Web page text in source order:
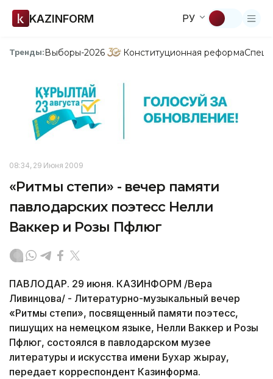
KAZINFORM РУ
Тренды:Выборы-2026 Конституционная реформа
08:34, 29 Июня 2009
«Ритмы степи» - вечер памяти
павлодарских поэтесс Нелли
Ваккер и Розы Пфлюг
ПАВЛОДАР. 29 июня. КАЗИНФОРМ /Вера
Ливинцова/ - Литературно-музыкальный вечер
«Ритмы степи», посвященный памяти поэтесс,
пишущих на немецком языке, Нелли Ваккер и Розы
Пфлюг, состоялся в павлодарском музее
литературы и искусства имени Бухар жырау,
передает корреспондент Казинформа.